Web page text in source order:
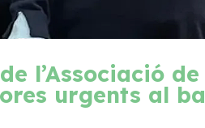
l’Associació de
urgents al